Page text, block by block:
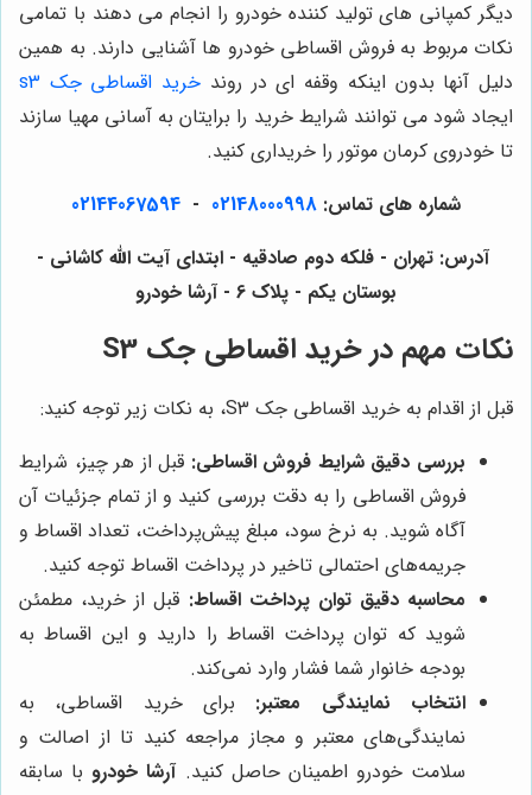
دیگر کمپانی های تولید کننده خودرو را انجام می دهند با تمامی
نکات مربوط به فروش اقساطی خودرو ها آشنایی دارند. به همین
دلیل آنها بدون اینکه وقفه ای در روند خرید اقساطی جک s3
ایجاد شود می ‌توانند شرایط خرید را برایتان به آسانی مهیا سازند
تا خودروی کرمان موتور را خریداری کنید.
شماره های تماس: 02148000998
-
02144067594
آدرس: تهران - فلکه دوم صادقیه - ابتدای آیت الله کاشانی -
بوستان یکم - پلاک 6 - آرشا خودرو
نکات مهم در خرید اقساطی جک S3
قبل از اقدام به خرید اقساطی جک S3، به نکات زیر توجه کنید:
بررسی دقیق شرایط فروش اقساطی: قبل از هر چیز، شرایط
فروش اقساطی را به دقت بررسی کنید و از تمام جزئیات آن
آگاه شوید. به نرخ سود، مبلغ پیش‌پرداخت، تعداد اقساط و
جریمه‌های احتمالی تاخیر در پرداخت اقساط توجه کنید.
محاسبه دقیق توان پرداخت اقساط: قبل از خرید، مطمئن
شوید که توان پرداخت اقساط را دارید و این اقساط به
بودجه خانوار شما فشار وارد نمی‌کند.
انتخاب نمایندگی معتبر: برای خرید اقساطی، به
نمایندگی‌های معتبر و مجاز مراجعه کنید تا از اصالت و
سلامت خودرو اطمینان حاصل کنید.آرشا خودروبا سابقه